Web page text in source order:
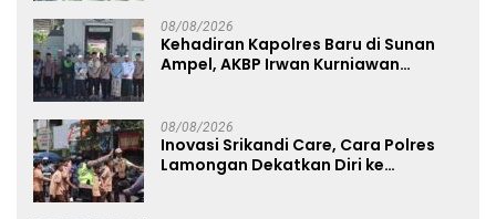
08/08/2026
Kehadiran Kapolres Baru di Sunan
Ampel, AKBP Irwan Kurniawan
08/08/2026
Inovasi Srikandi Care, Cara Polres
Lamongan Dekatkan Diri ke